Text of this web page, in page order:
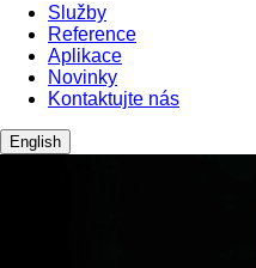
Služby
Reference
Aplikace
Novinky
Kontaktujte nás
English